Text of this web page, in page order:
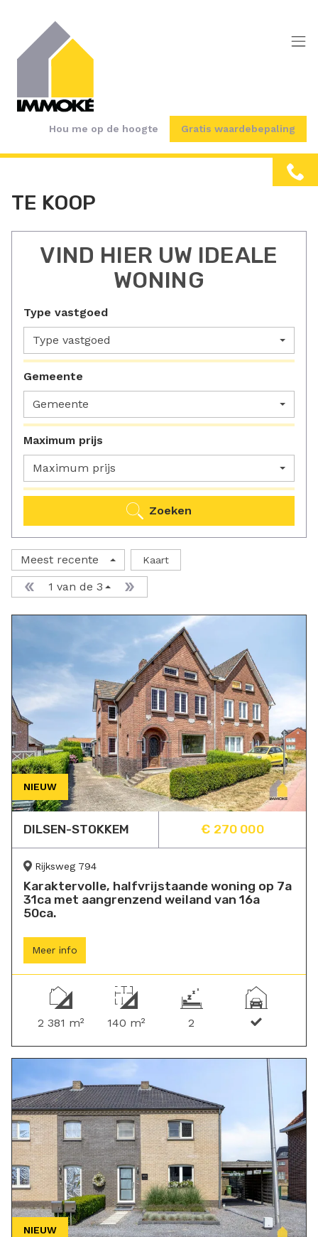
Hou me op de hoogte Gratis waardebepaling
TE KOOP
VIND HIER UW IDEALE
WONING
Type vastgoed
Type vastgoed
Gemeente
Gemeente
Maximum prijs
Maximum prijs
Zoeken
Meest recente Kaart
1 van de 3
NIEUW
DILSEN-STOKKEM € 270 000
Rijksweg 794
Karaktervolle, halfvrijstaande woning op 7a
31ca met aangrenzend weiland van 16a
50ca.
Meer info
2 381 m² 140 m² 2
NIEUW